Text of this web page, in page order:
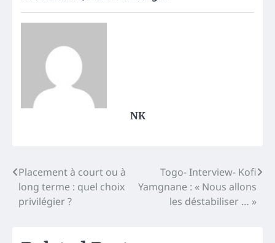
NK
Post
navigation
Placement à court ou à
long terme : quel choix
privilégier ?
Togo- Interview- Kofi
Yamgnane : « Nous allons
les déstabiliser … »